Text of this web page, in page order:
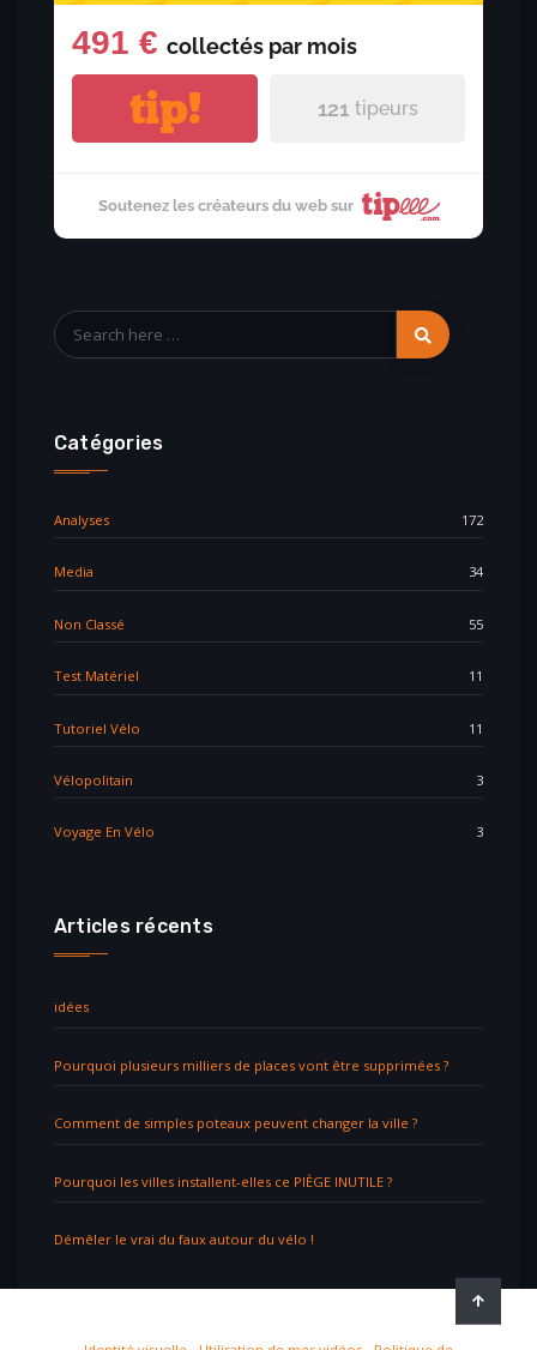
491 € collectés par mois
tip! 121 tipeurs
Soutenez les créateurs du web sur
Catégories
Analyses 172
Media 34
Non Classé 55
Test Matériel 11
Tutoriel Vélo 11
Vélopolitain 3
Voyage En Vélo 3
Articles récents
idées
Pourquoi plusieurs milliers de places vont être supprimées ?
Comment de simples poteaux peuvent changer la ville ?
Pourquoi les villes installent-elles ce PIÈGE INUTILE ?
Démêler le vrai du faux autour du vélo !